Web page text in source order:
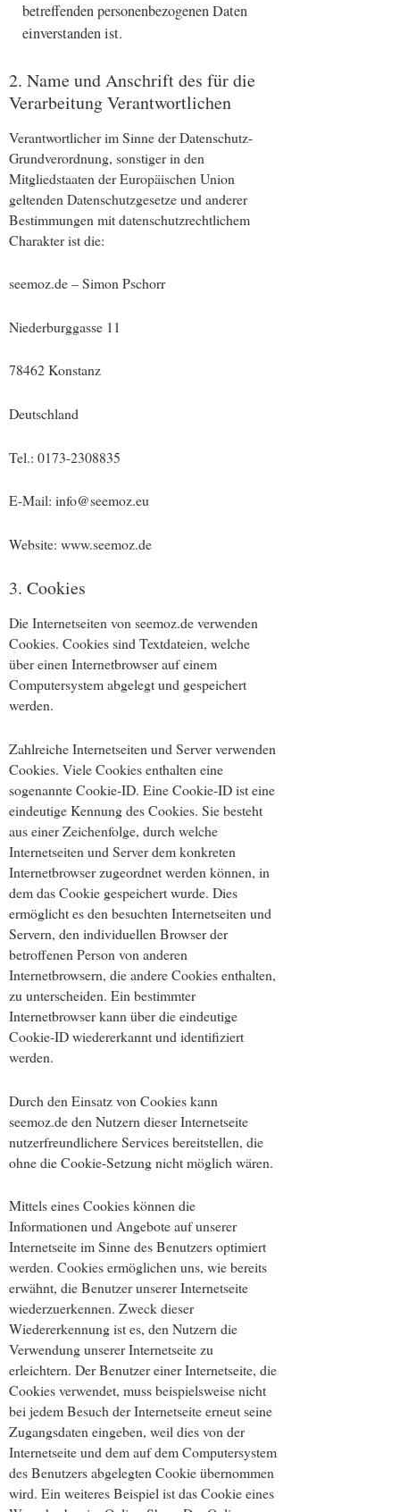
betreffenden personenbezogenen Daten
einverstanden ist.
2. Name und Anschrift des für die
Verarbeitung Verantwortlichen
Verantwortlicher im Sinne der Datenschutz-
Grundverordnung, sonstiger in den
Mitgliedstaaten der Europäischen Union
geltenden Datenschutzgesetze und anderer
Bestimmungen mit datenschutzrechtlichem
Charakter ist die:
seemoz.de – Simon Pschorr
Niederburggasse 11
78462 Konstanz
Deutschland
Tel.: 0173-2308835
E-Mail: info@seemoz.eu
Website: www.seemoz.de
3. Cookies
Die Internetseiten von seemoz.de verwenden
Cookies. Cookies sind Textdateien, welche
über einen Internetbrowser auf einem
Computersystem abgelegt und gespeichert
werden.
Zahlreiche Internetseiten und Server verwenden
Cookies. Viele Cookies enthalten eine
sogenannte Cookie-ID. Eine Cookie-ID ist eine
eindeutige Kennung des Cookies. Sie besteht
aus einer Zeichenfolge, durch welche
Internetseiten und Server dem konkreten
Internetbrowser zugeordnet werden können, in
dem das Cookie gespeichert wurde. Dies
ermöglicht es den besuchten Internetseiten und
Servern, den individuellen Browser der
betroffenen Person von anderen
Internetbrowsern, die andere Cookies enthalten,
zu unterscheiden. Ein bestimmter
Internetbrowser kann über die eindeutige
Cookie-ID wiedererkannt und identifiziert
werden.
Durch den Einsatz von Cookies kann
seemoz.de den Nutzern dieser Internetseite
nutzerfreundlichere Services bereitstellen, die
ohne die Cookie-Setzung nicht möglich wären.
Mittels eines Cookies können die
Informationen und Angebote auf unserer
Internetseite im Sinne des Benutzers optimiert
werden. Cookies ermöglichen uns, wie bereits
erwähnt, die Benutzer unserer Internetseite
wiederzuerkennen. Zweck dieser
Wiedererkennung ist es, den Nutzern die
Verwendung unserer Internetseite zu
erleichtern. Der Benutzer einer Internetseite, die
Cookies verwendet, muss beispielsweise nicht
bei jedem Besuch der Internetseite erneut seine
Zugangsdaten eingeben, weil dies von der
Internetseite und dem auf dem Computersystem
des Benutzers abgelegten Cookie übernommen
wird. Ein weiteres Beispiel ist das Cookie eines